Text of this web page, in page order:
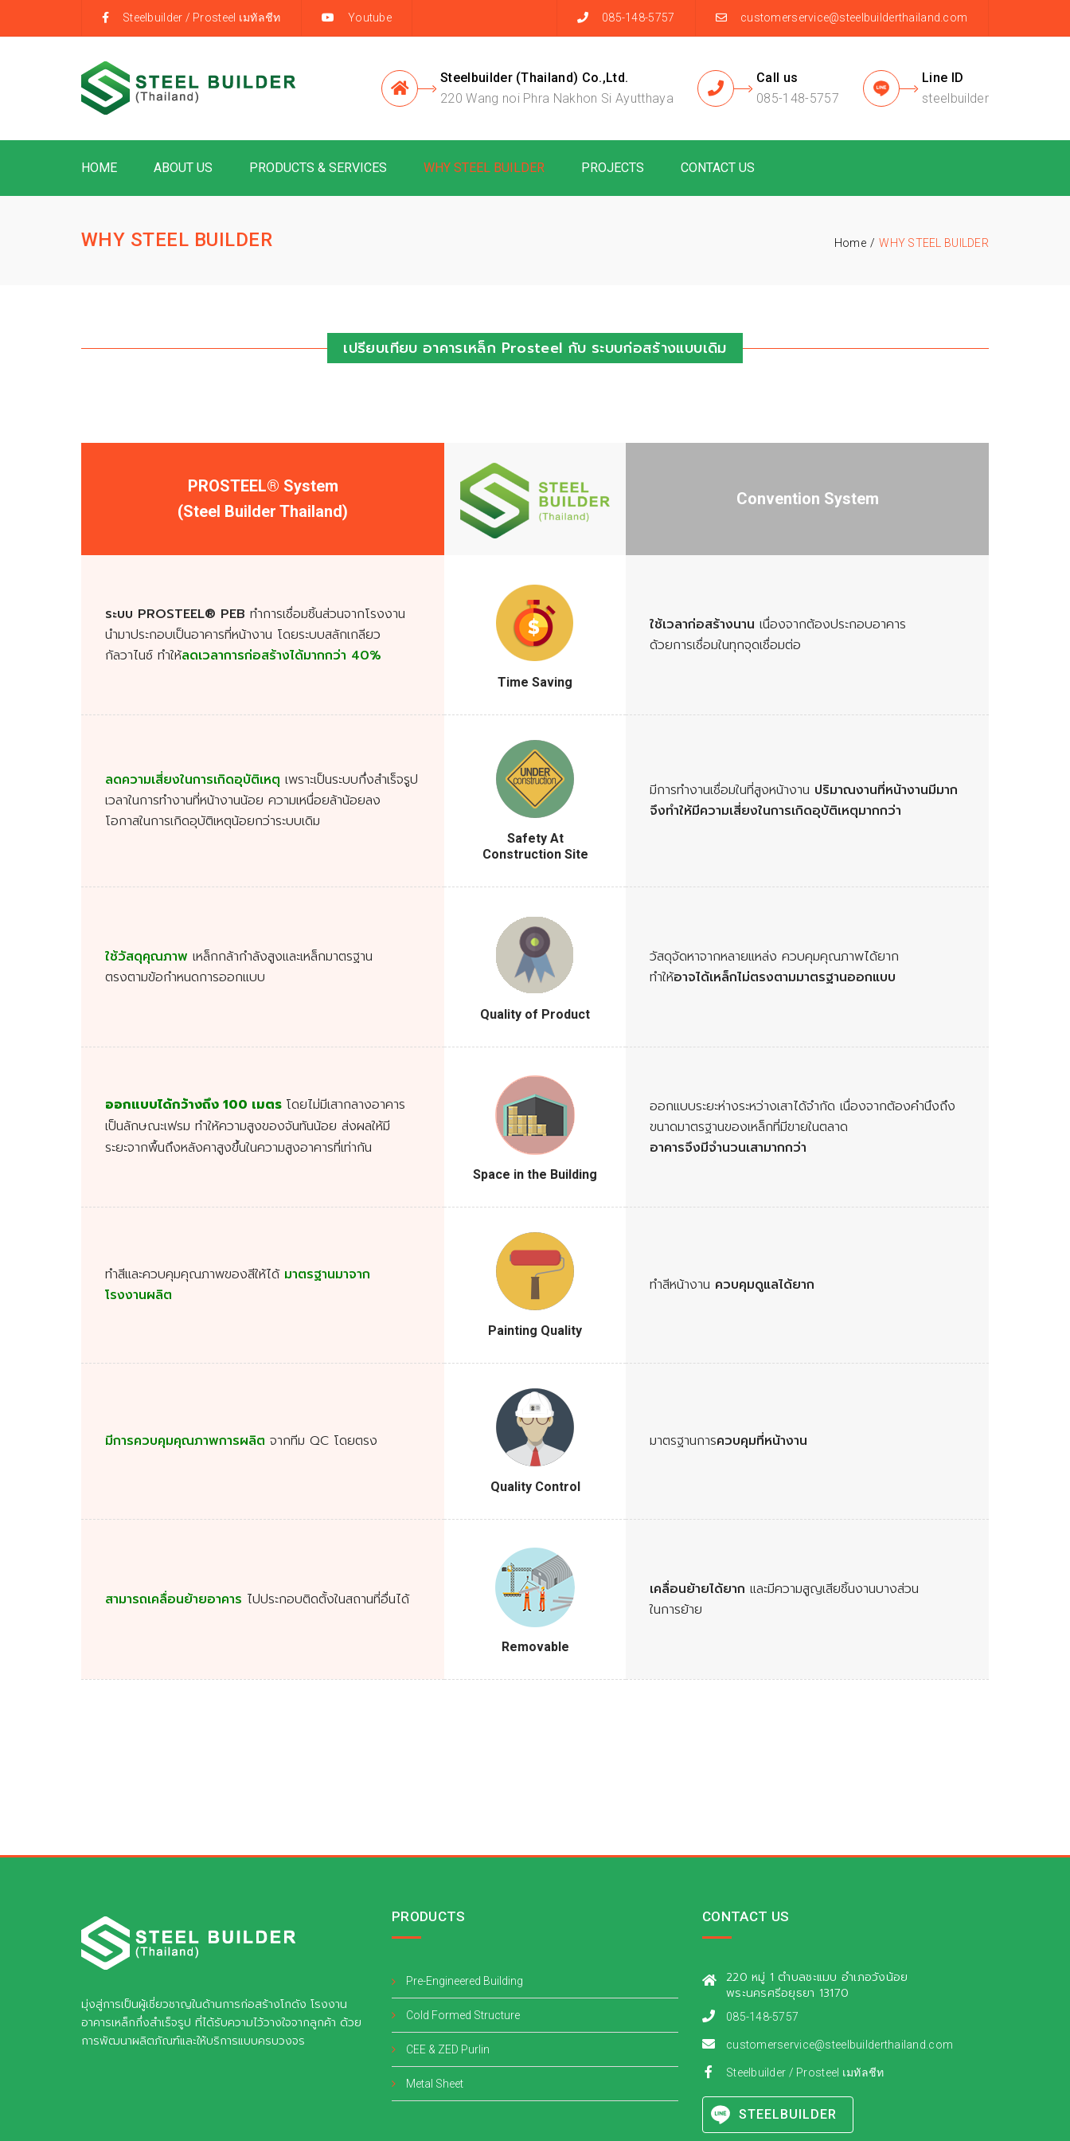
Steelbuilder / Prosteel เมทัลชีท Youtube 085-148-5757 customerservice@steelbuilderthailand.com
Steelbuilder (Thailand) Co.,Ltd.
220 Wang noi Phra Nakhon Si Ayutthaya
Call us
085-148-5757
Line ID
steelbuilder
HOME ABOUT US PRODUCTS & SERVICES WHY STEEL BUILDER PROJECTS CONTACT US
WHY STEEL BUILDER Home WHY STEEL BUILDER
เปรียบเทียบ อาคารเหล็ก Prosteel กับ ระบบก่อสร้างแบบเดิม
PROSTEEL® System
(Steel Builder Thailand)
Convention System
ระบบ PROSTEEL® PEB ทำการเชื่อมชิ้นส่วนจากโรงงาน
นำมาประกอบเป็นอาคารที่หน้างาน โดยระบบสลักเกลียว
กัลวาไนซ์ ทำให้ลดเวลาการก่อสร้างได้มากกว่า 40%
Time Saving
ใช้เวลาก่อสร้างนาน เนื่องจากต้องประกอบอาคาร
ด้วยการเชื่อมในทุกจุดเชื่อมต่อ
ลดความเสี่ยงในการเกิดอุบัติเหตุ เพราะเป็นระบบกึ่งสำเร็จรูป
เวลาในการทำงานที่หน้างานน้อย ความเหนื่อยล้าน้อยลง
โอกาสในการเกิดอุบัติเหตุน้อยกว่าระบบเดิม
Safety At
Construction Site
มีการทำงานเชื่อมในที่สูงหน้างาน ปริมาณงานที่หน้างานมีมาก
จึงทำให้มีความเสี่ยงในการเกิดอุบัติเหตุมากกว่า
ใช้วัสดุคุณภาพ เหล็กกล้ากำลังสูงและเหล็กมาตรฐาน
ตรงตามข้อกำหนดการออกแบบ
Quality of Product
วัสดุจัดหาจากหลายแหล่ง ควบคุมคุณภาพได้ยาก
ทำให้อาจได้เหล็กไม่ตรงตามมาตรฐานออกแบบ
ออกแบบได้กว้างถึง 100 เมตร โดยไม่มีเสากลางอาคาร
เป็นลักษณะเฟรม ทำให้ความสูงของจันทันน้อย ส่งผลให้มี
ระยะจากพื้นถึงหลังคาสูงขึ้นในความสูงอาคารที่เท่ากัน
Space in the Building
ออกแบบระยะห่างระหว่างเสาได้จำกัด เนื่องจากต้องคำนึงถึง
ขนาดมาตรฐานของเหล็กที่มีขายในตลาด
อาคารจึงมีจำนวนเสามากกว่า
ทำสีและควบคุมคุณภาพของสีให้ได้ มาตรฐานมาจาก
โรงงานผลิต
Painting Quality
ทำสีหน้างาน ควบคุมดูแลได้ยาก
มีการควบคุมคุณภาพการผลิต จากทีม QC โดยตรง
Quality Control
มาตรฐานการควบคุมที่หน้างาน
สามารถเคลื่อนย้ายอาคาร ไปประกอบติดตั้งในสถานที่อื่นได้
Removable
เคลื่อนย้ายได้ยาก และมีความสูญเสียชิ้นงานบางส่วน
ในการย้าย
มุ่งสู่การเป็นผู้เชี่ยวชาญในด้านการก่อสร้างโกดัง โรงงาน
อาคารเหล็กกึ่งสำเร็จรูป ที่ได้รับความไว้วางใจจากลูกค้า ด้วย
การพัฒนาผลิตภัณฑ์และให้บริการแบบครบวงจร
PRODUCTS
Pre-Engineered Building
Cold Formed Structure
CEE & ZED Purlin
Metal Sheet
CONTACT US
220 หมู่ 1 ตำบลชะแมบ อำเภอวังน้อย
พระนครศรีอยุธยา 13170
085-148-5757
customerservice@steelbuilderthailand.com
Steelbuilder / Prosteel เมทัลชีท
STEELBUILDER